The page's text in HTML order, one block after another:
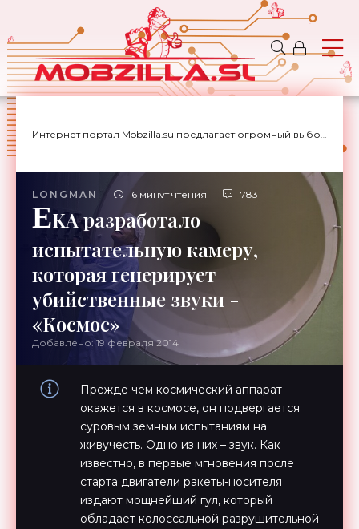
Интернет портал Mobzilla.su предлагает огромный выбор новостей с доставкой на дом.
LONGMAN 6 минут чтения 783
EKA разработало
испытательную камеру,
которая генерирует
убийственные звуки -
«Космос»
Добавлено: 19 февраля 2014
Прежде чем космический аппарат
окажется в космосе, он подвергается
суровым земным испытаниям на
живучесть. Одно из них – звук. Как
известно, в первые мгновения после
старта двигатели ракеты-носителя
издают мощнейший гул, который
обладает колоссальной разрушительной